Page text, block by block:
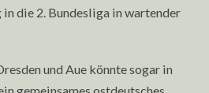
die 2. Bundesliga in wartender
und Aue könnte sogar in